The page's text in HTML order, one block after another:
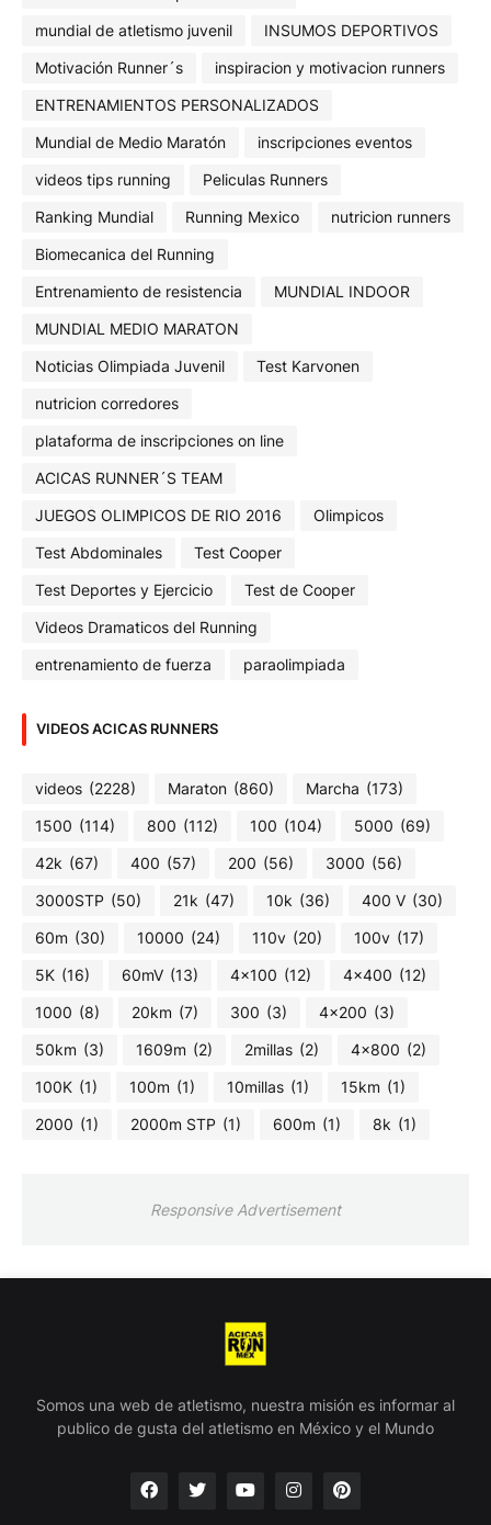
mundial de atletismo juvenil
INSUMOS DEPORTIVOS
Motivación Runner´s
inspiracion y motivacion runners
ENTRENAMIENTOS PERSONALIZADOS
Mundial de Medio Maratón
inscripciones eventos
videos tips running
Peliculas Runners
Ranking Mundial
Running Mexico
nutricion runners
Biomecanica del Running
Entrenamiento de resistencia
MUNDIAL INDOOR
MUNDIAL MEDIO MARATON
Noticias Olimpiada Juvenil
Test Karvonen
nutricion corredores
plataforma de inscripciones on line
ACICAS RUNNER´S TEAM
JUEGOS OLIMPICOS DE RIO 2016
Olimpicos
Test Abdominales
Test Cooper
Test Deportes y Ejercicio
Test de Cooper
Videos Dramaticos del Running
entrenamiento de fuerza
paraolimpiada
VIDEOS ACICAS RUNNERS
videos (2228) Maraton (860) Marcha (173)
1500 (114) 800 (112) 100 (104) 5000 (69)
42k (67) 400 (57) 200 (56) 3000 (56)
3000STP (50) 21k (47) 10k (36) 400 V (30)
60m (30) 10000 (24) 110v (20) 100v (17)
5K (16) 60mV (13) 4x100 (12) 4x400 (12)
1000 (8) 20km (7) 300 (3) 4x200 (3)
50km (3) 1609m (2) 2millas (2) 4x800 (2)
100K (1) 100m (1) 10millas (1) 15km (1)
2000 (1) 2000m STP (1) 600m (1) 8k (1)
Responsive Advertisement
Somos una web de atletismo, nuestra misión es informar al
publico de gusta del atletismo en México y el Mundo